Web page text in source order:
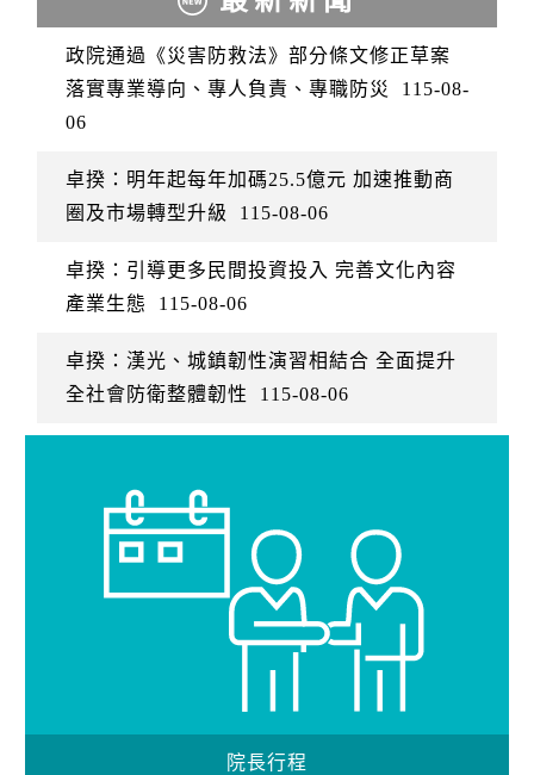
政院通過《災害防救法》部分條文修正草案
落實專業導向、專人負責、專職防災
115-08-
06
卓揆：明年起每年加碼25.5億元 加速推動商
圈及市場轉型升級
115-08-06
卓揆：引導更多民間投資投入 完善文化內容
產業生態
115-08-06
卓揆：漢光、城鎮韌性演習相結合 全面提升
全社會防衛整體韌性
115-08-06
院長行程